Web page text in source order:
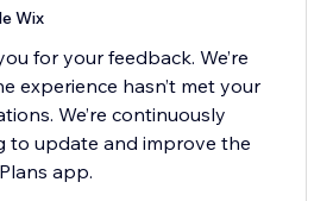
Wix
for your feedback. We’re
experience hasn’t met your
We’re continuously
to update and improve the
app.